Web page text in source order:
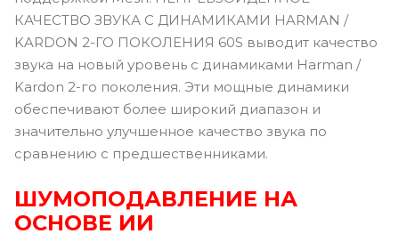
КАЧЕСТВО ЗВУКА С ДИНАМИКАМИ HARMAN /
KARDON 2-ГО ПОКОЛЕНИЯ 60S выводит качество
звука на новый уровень с динамиками Harman /
Kardon 2-го поколения. Эти мощные динамики
обеспечивают более широкий диапазон и
значительно улучшенное качество звука по
сравнению с предшественниками.
ШУМОПОДАВЛЕНИЕ НА
ОСНОВЕ ИИ